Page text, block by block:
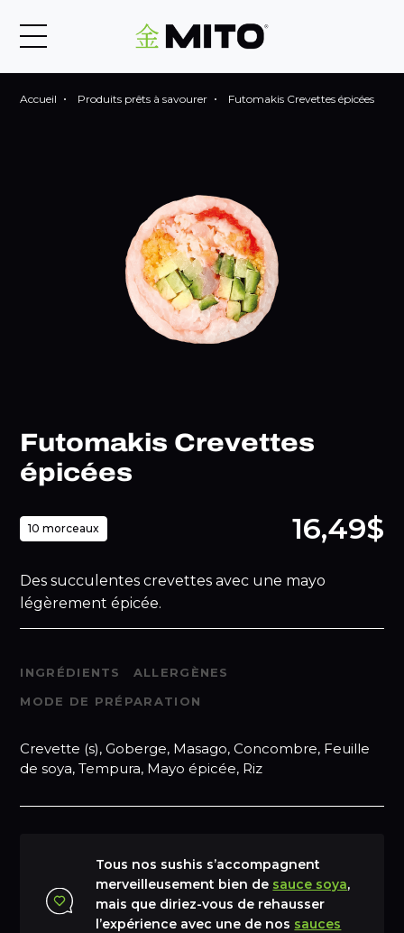
Accueil Produits prêts à savourer Futomakis Crevettes épicées
Futomakis Crevettes
épicées
10 morceaux 16,49$
Des succulentes crevettes avec une mayo
légèrement épicée.
INGRÉDIENTS
ALLERGÈNES
MODE DE PRÉPARATION
Crevette (s), Goberge, Masago, Concombre, Feuille
de soya, Tempura, Mayo épicée, Riz
Tous nos sushis s’accompagnent
merveilleusement bien de sauce soya,
mais que diriez-vous de rehausser
l’expérience avec une de nos sauces